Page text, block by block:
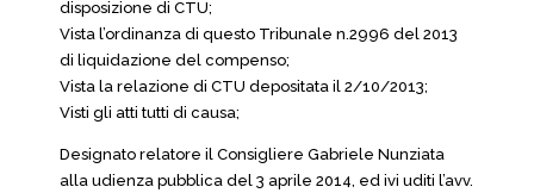
disposizione di CTU;
Vista l’ordinanza di questo Tribunale n.2996 del 2013
di liquidazione del compenso;
Vista la relazione di CTU depositata il 2/10/2013;
Visti gli atti tutti di causa;
Designato relatore il Consigliere Gabriele Nunziata
alla udienza pubblica del 3 aprile 2014, ed ivi uditi l’avv.